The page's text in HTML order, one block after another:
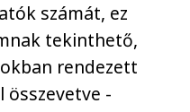
számát, ez
tekinthető,
rendezett
összevetve -